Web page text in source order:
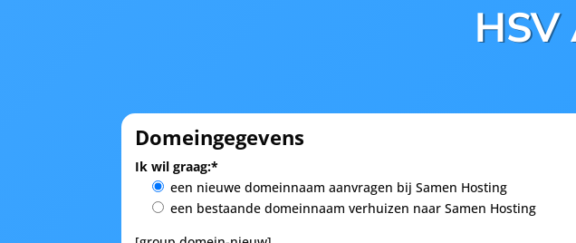
HSV
Domeingegevens
Ik wil graag:*
een nieuwe domeinnaam aanvragen bij Samen Hosting
een bestaande domeinnaam verhuizen naar Samen Hosting